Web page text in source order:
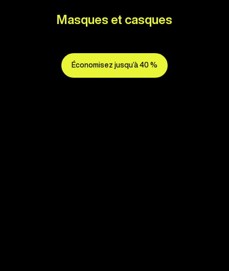
Masques et casques
Économisez jusqu’à 40 %